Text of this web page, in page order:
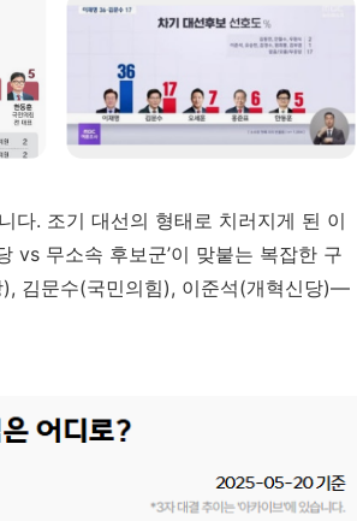
다. 조기 대선의 형태로 치러지게 된 이
vs 무소속 후보군’이 맞붙는 복잡한 구
김문수(국민의힘), 이준석(개혁신당)—